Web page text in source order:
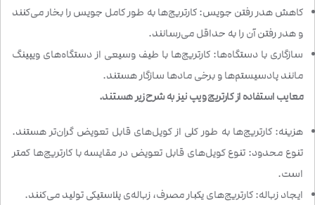
کاهش هدر رفتن جویس: کارتریج‌ها به طور کامل جویس را بخار می‌کنند
و هدر رفتن آن را به حداقل می‌رسانند.
سازگاری با دستگاه‌ها: کارتریج‌ها با طیف وسیعی از دستگاه‌های ویپینگ
مانند پادسیستم‌ها و برخی مادها سازگار هستند.
معایب استفاده از کارتریج ویپ نیز به شرح زیر هستند.
هزینه: کارتریج‌ها به طور کلی از کویل‌های قابل تعویض گران‌تر هستند.
تنوع محدود: تنوع کویل‌های قابل تعویض در مقایسه با کارتریج‌ها کمتر
است.
ایجاد زباله: کارتریج‌های یکبار مصرف، زباله‌ی پلاستیکی تولید می‌کنند.